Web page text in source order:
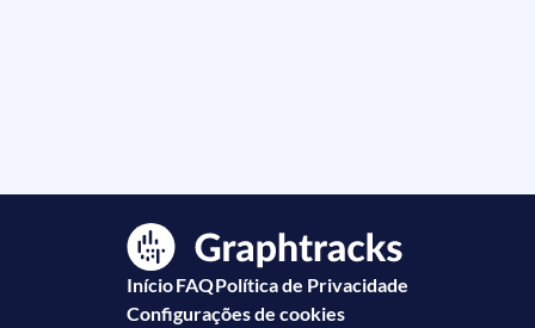
InícioFAQPolítica de Privacidade
Configurações de cookies